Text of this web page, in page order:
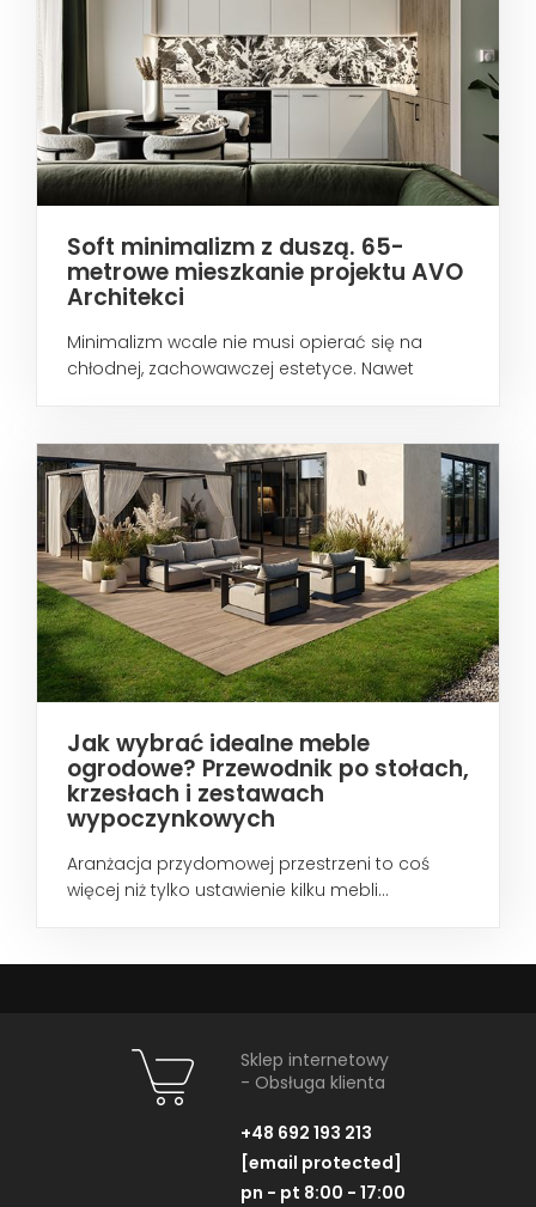
Soft minimalizm z duszą. 65-
metrowe mieszkanie projektu AVO
Architekci
Minimalizm wcale nie musi opierać się na
chłodnej, zachowawczej estetyce. Nawet
Jak wybrać idealne meble
ogrodowe? Przewodnik po stołach,
krzesłach i zestawach
wypoczynkowych
Aranżacja przydomowej przestrzeni to coś
więcej niż tylko ustawienie kilku mebli...
Sklep internetowy
- Obsługa klienta
+48 692 193 213
[email protected]
pn - pt 8:00 - 17:00